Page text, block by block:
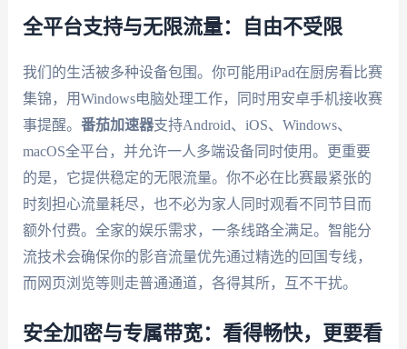
全平台支持与无限流量：自由不受限
我们的生活被多种设备包围。你可能用iPad在厨房看比赛
集锦，用Windows电脑处理工作，同时用安卓手机接收赛
事提醒。 番茄加速器支持Android、iOS、Windows、
macOS全平台，并允许一人多端设备同时使用。更重要
的是，它提供稳定的无限流量。你不必在比赛最紧张的
时刻担心流量耗尽，也不必为家人同时观看不同节目而
额外付费。全家的娱乐需求，一条线路全满足。智能分
流技术会确保你的影音流量优先通过精选的回国专线，
而网页浏览等则走普通通道，各得其所，互不干扰。
安全加密与专属带宽：看得畅快，更要看